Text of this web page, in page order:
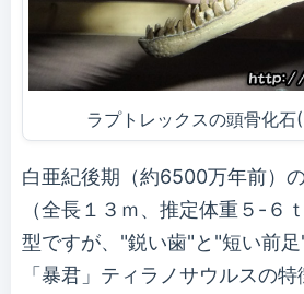
ラプトレックスの頭骨化石
白亜紀後期（約6500万年前）
（全長１３ｍ、推定体重５-６
型ですが、"鋭い歯"と"短い前
「暴君」ティラノサウルスの